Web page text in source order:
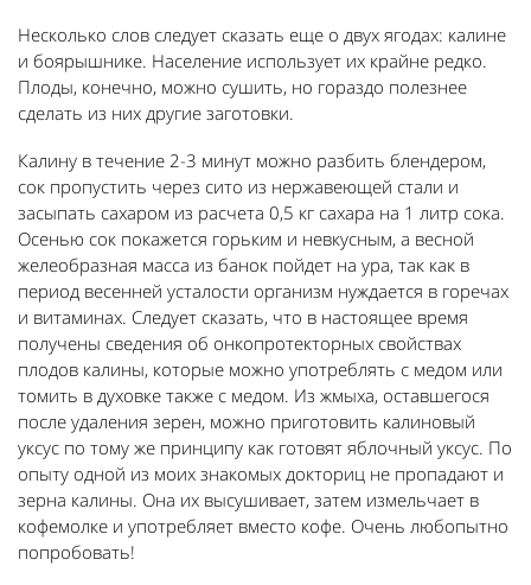
Несколько слов следует сказать еще о двух ягодах: калине
и боярышнике. Население использует их крайне редко.
Плоды, конечно, можно сушить, но гораздо полезнее
сделать из них другие заготовки.
Калину в течение 2-3 минут можно разбить блендером,
сок пропустить через сито из нержавеющей стали и
засыпать сахаром из расчета 0,5 кг сахара на 1 литр сока.
Осенью сок покажется горьким и невкусным, а весной
желеобразная масса из банок пойдет на ура, так как в
период весенней усталости организм нуждается в горечах
и витаминах. Следует сказать, что в настоящее время
получены сведения об онкопротекторных свойствах
плодов калины, которые можно употреблять с медом или
томить в духовке также с медом. Из жмыха, оставшегося
после удаления зерен, можно приготовить калиновый
уксус по тому же принципу как готовят яблочный уксус. По
опыту одной из моих знакомых докториц не пропадают и
зерна калины. Она их высушивает, затем измельчает в
кофемолке и употребляет вместо кофе. Очень любопытно
попробовать!